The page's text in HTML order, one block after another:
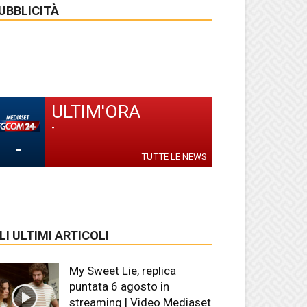
-
ULTIM'ORA
-
TUTTE LE NEWS
ULTIMI ARTICOLI
My Sweet Lie, replica
puntata 6 agosto in
streaming | Video Mediaset